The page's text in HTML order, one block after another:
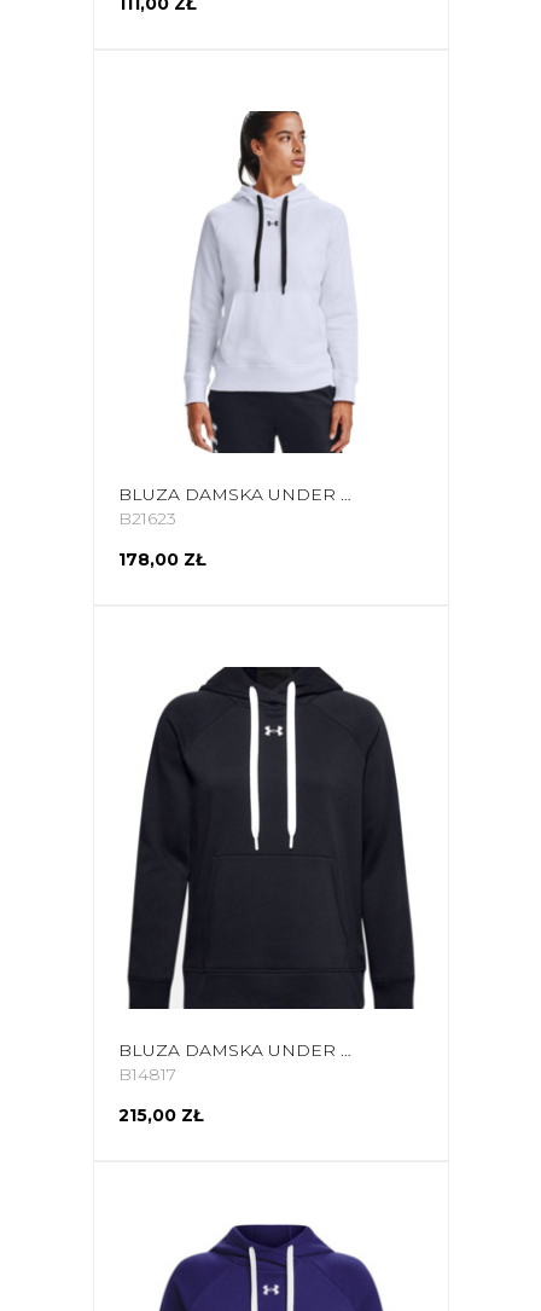
BLUZA DAMSKA UNDER ARMOUR RIVAL FLEECE HB HOODIE BIAŁA 1356317 100
B21623
178,00 ZŁ
BLUZA DAMSKA UNDER ARMOUR RIVAL FLEECE HB HOODIE CZARNA 1356317 001
B14817
215,00 ZŁ